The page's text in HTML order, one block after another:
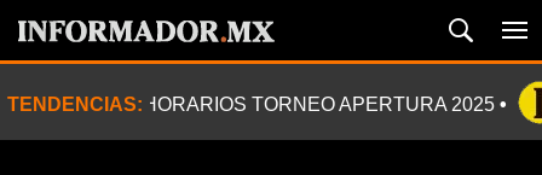
TENDENCIAS: HORARIOS TORNEO APERTURA 2025